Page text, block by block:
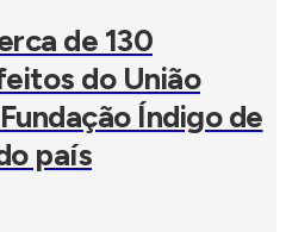
de 130
do União
Índigo de
país